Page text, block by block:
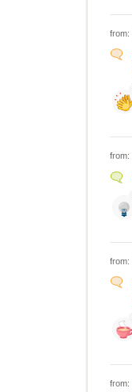
from:
from:
from:
from: